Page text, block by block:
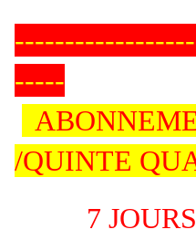
-----
/QUINTE
7